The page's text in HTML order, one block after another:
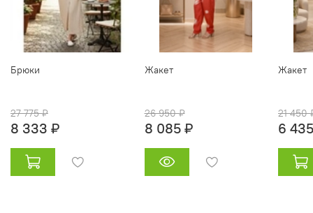
Брюки
27 775 ₽
8 333 ₽
Жакет
26 950 ₽
8 085 ₽
Жакет
21 450
6